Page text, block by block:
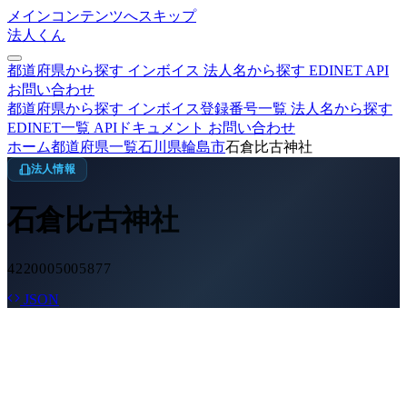
メインコンテンツへスキップ
法人くん
都道府県から探す インボイス 法人名から探す EDINET API
お問い合わせ
都道府県から探す インボイス登録番号一覧 法人名から探す
EDINET一覧 APIドキュメント お問い合わせ
ホーム都道府県一覧石川県輪島市石倉比古神社
法人情報
石倉比古神社
4220005005877
JSON